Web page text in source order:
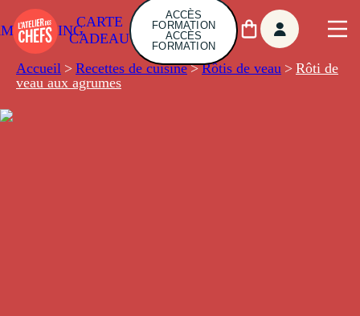
CARTE
CADEAU
ACCÈS
FORMATION
ACCÈS
FORMATION
Accueil > Recettes de cuisine > Rôtis de veau > Rôti de
veau aux agrumes